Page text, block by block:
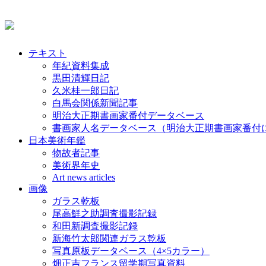
テキスト
年紀資料集成
黒田清輝日記
久米桂一郎日記
白馬会関係新聞記事
明治大正期書画家番付データベース
書画家人名データベース（明治大正期書画家番付
日本美術年鑑
物故者記事
美術界年史
Art news articles
画像
ガラス乾板
尾高鮮之助調査撮影記録
和田新調査撮影記録
新海竹太郎関連ガラス乾板
写真原板データベース（4×5カラー）
畑正吉フランス留学期写真資料